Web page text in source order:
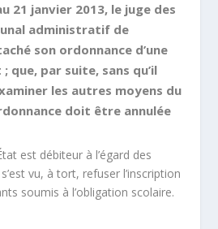
21 janvier 2013, le juge des
administratif de
son ordonnance d’une
que, par suite, sans qu’il
les autres moyens du
doit être annulée
est débiteur à l’égard des
vu, à tort, refuser l’inscription
soumis à l’obligation scolaire.